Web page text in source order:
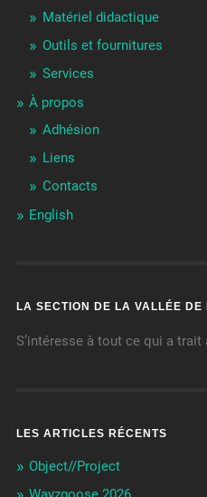
Matériel didactique
Outils et fournitures
Services
À propos
Adhésion
Liens
Contacts
English
LA SECTION DE LA VALLÉE DE
S’intéresse à tout ce qui a
LES ARTICLES RÉCENTS
Object//Project